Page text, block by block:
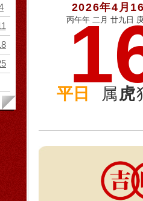
2026年4月
丙午年 二月 廿九日
平日 属虎